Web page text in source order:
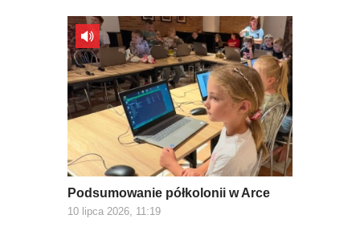
Podsumowanie półkolonii w Arce
10 lipca 2026, 11:19